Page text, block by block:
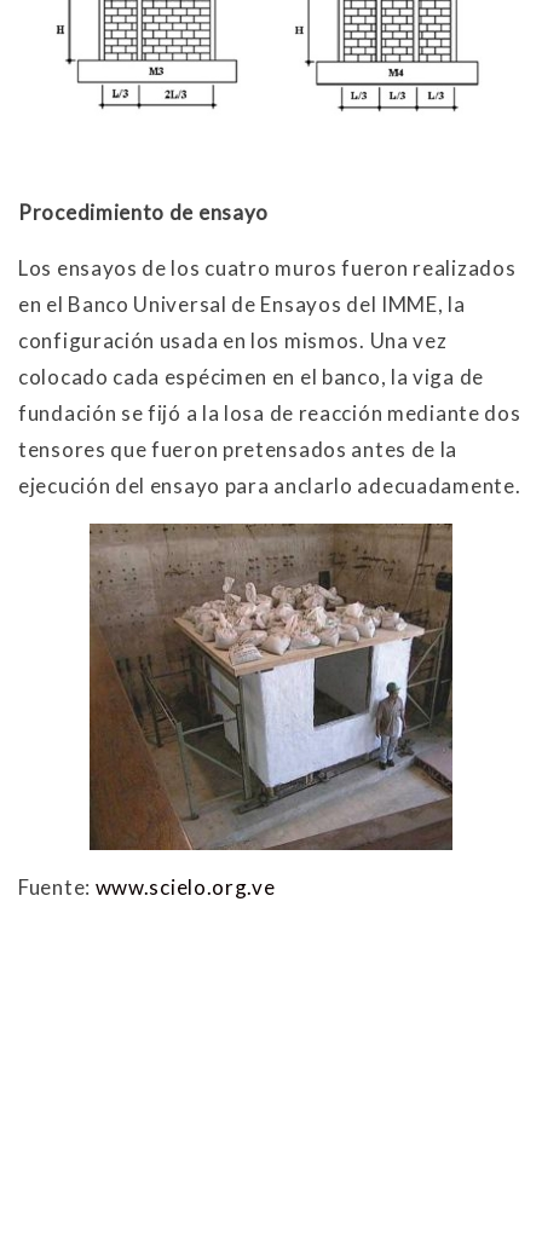
Procedimiento de ensayo
Los ensayos de los cuatro muros fueron realizados
en el Banco Universal de Ensayos del IMME, la
configuración usada en los mismos. Una vez
colocado cada espécimen en el banco, la viga de
fundación se fijó a la losa de reacción mediante dos
tensores que fueron pretensados antes de la
ejecución del ensayo para anclarlo adecuadamente.
Fuente: www.scielo.org.ve